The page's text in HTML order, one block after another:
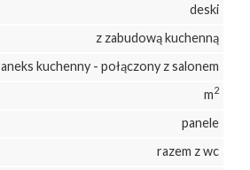
deski
z zabudową kuchenną
aneks kuchenny - połączony z salonem
m2
panele
razem z wc